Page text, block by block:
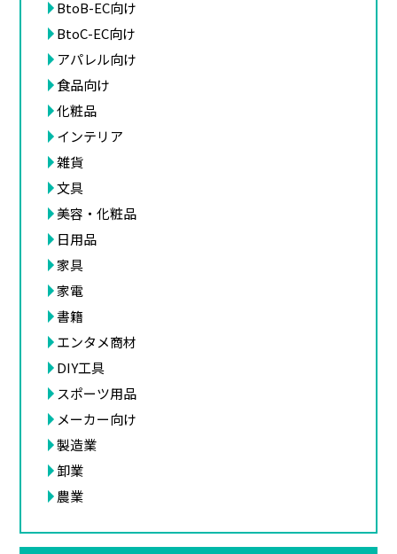
BtoB-EC向け
BtoC-EC向け
アパレル向け
食品向け
化粧品
インテリア
雑貨
文具
美容・化粧品
日用品
家具
家電
書籍
エンタメ商材
DIY工具
スポーツ用品
メーカー向け
製造業
卸業
農業